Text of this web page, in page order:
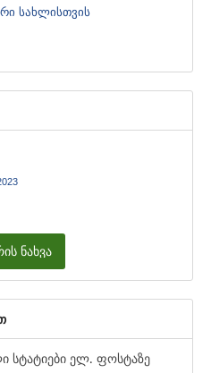
სახლისთვის
ნახვა
სტატიები ელ. ფოსტაზე